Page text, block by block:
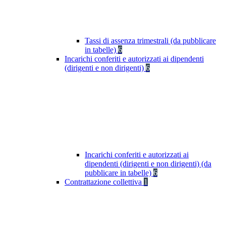
Tassi di assenza trimestrali (da pubblicare
in tabelle) 6
Incarichi conferiti e autorizzati ai dipendenti
(dirigenti e non dirigenti) 6
Incarichi conferiti e autorizzati ai
dipendenti (dirigenti e non dirigenti) (da
pubblicare in tabelle) 6
Contrattazione collettiva 1